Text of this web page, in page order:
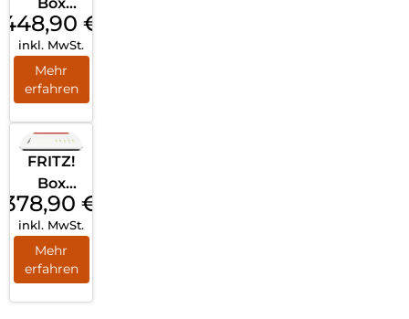
5690
Pro
Weiß
448,90 €
inkl. MwSt.
Mehr
erfahren
FRITZ!
Box
7690
Weiß
378,90 €
inkl. MwSt.
Mehr
erfahren